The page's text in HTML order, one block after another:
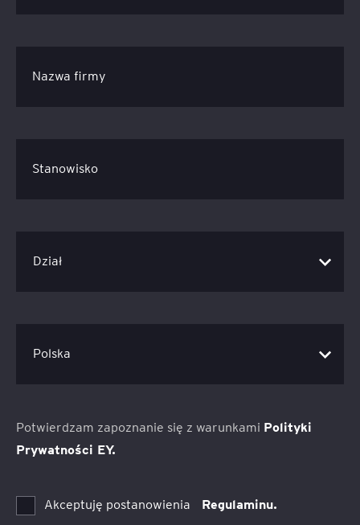
Nazwa firmy
Stanowisko
Potwierdzam zapoznanie się z warunkami Polityki
Prywatności EY.
Akceptuję postanowienia Regulaminu.